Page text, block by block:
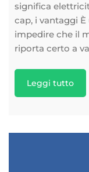
significa
cap, i vantaggi
impedire che il
riporta certo a
Leggi tutto